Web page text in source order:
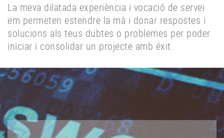
La meva dilatada experiència i vocació de servei
em permeten estendre la mà i donar respostes i
solucions als teus dubtes o problemes per poder
iniciar i consolidar un projecte amb éxit.